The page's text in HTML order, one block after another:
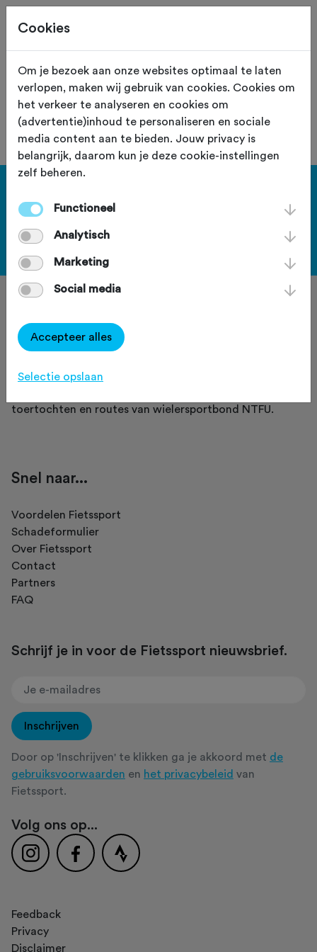
De toertocht met nummer "59925" is
niet gevonden.
voor het PLUS account.
Bekijk de voordelen
toertochten en routes van wielersportbond NTFU.
Snel naar...
Voordelen Fietssport
Schadeformulier
Over Fietssport
Contact
Partners
FAQ
Schrijf je in voor de Fietssport nieuwsbrief.
Inschrijven
Door op 'Inschrijven' te klikken ga je akkoord met de
gebruiksvoorwaarden en het privacybeleid van
Fietssport.
Volg ons op...
Feedback
Privacy
Disclaimer
Cookies
Om je bezoek aan onze websites optimaal te laten
verlopen, maken wij gebruik van cookies. Cookies om
het verkeer te analyseren en cookies om
(advertentie)inhoud te personaliseren en sociale
media content aan te bieden. Jouw privacy is
belangrijk, daarom kun je deze cookie-instellingen
zelf beheren.
Functioneel
Analytisch
Marketing
Social media
Accepteer alles
Selectie opslaan